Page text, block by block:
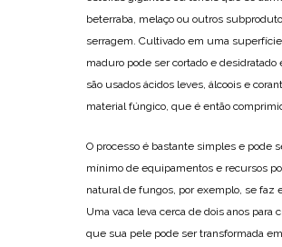
beterraba, melaço ou outros
serragem. Cultivado em uma
maduro pode ser cortado e desidratado
são usados ácidos leves, álcoois e
material fúngico, que é então
O processo é bastante simples e pode
mínimo de equipamentos e recursos
natural de fungos, por exemplo, se faz
Uma vaca leva cerca de dois anos para
que sua pele pode ser transformada